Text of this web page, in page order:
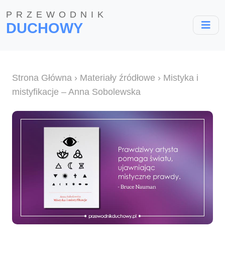
PRZEWODNIK
DUCHOWY
Strona Główna › Materiały źródłowe › Mistyka i
mistyfikacje – Anna Sobolewska